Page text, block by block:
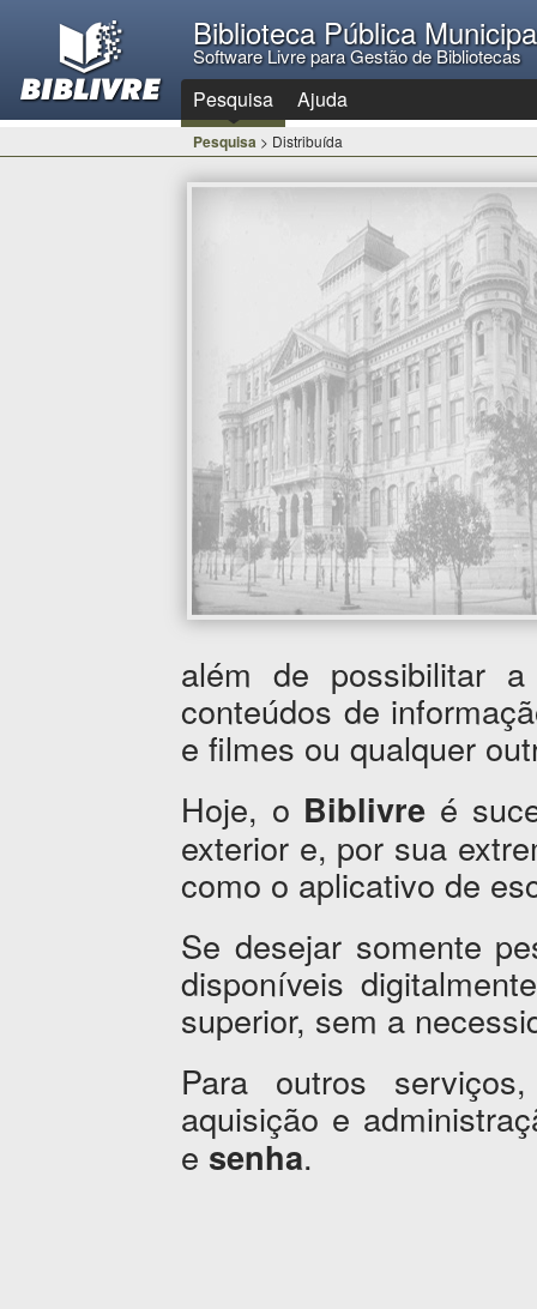
Biblioteca Pública
Software Livre para Gestão de Bibliotecas
Pesquisa Ajuda
Pesquisa > Distribuída
além de possibilitar
conteúdos de
e filmes ou qualquer
Hoje, o Biblivre é
exterior e, por sua
como o aplicativo de
Se desejar somente
disponíveis
superior, sem a
Para outros
aquisição e
e senha.